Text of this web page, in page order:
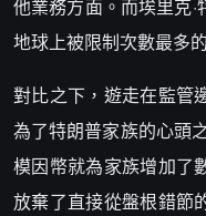
他業務方面。而埃里克
地球上被限制次數最多
對比之下，遊走在監管
為了特朗普家族的心頭
模因幣就為家族增加了
放棄了直接從盤根錯節